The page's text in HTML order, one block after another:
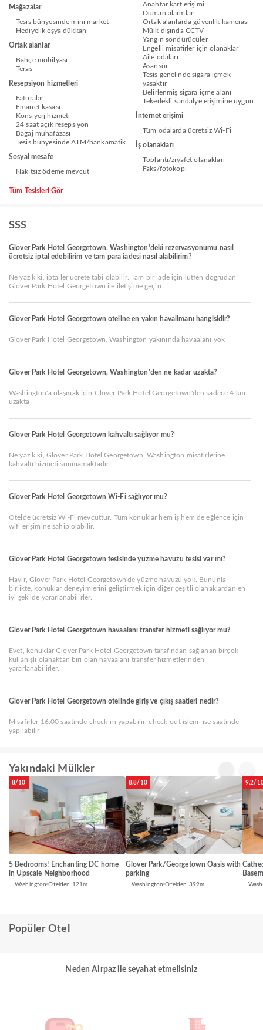
Mağazalar
Tesis bünyesinde mini market
Hediyelik eşya dükkanı
Ortak alanlar
Bahçe mobilyası
Teras
Resepsiyon hizmetleri
Faturalar
Emanet kasası
Konsiyerj hizmeti
24 saat açık resepsiyon
Bagaj muhafazası
Tesis bünyesinde ATM/bankamatik
Sosyal mesafe
Nakitsiz ödeme mevcut
Anahtar kart erişimi
Duman alarmları
Ortak alanlarda güvenlik kamerası
Mülk dışında CCTV
Yangın söndürücüler
Engelli misafirler için olanaklar
Aile odaları
Asansör
Tesis genelinde sigara içmek
yasaktır
Belirlenmiş sigara içme alanı
Tekerlekli sandalye erişimine uygun
İnternet erişimi
Tüm odalarda ücretsiz Wi-Fi
İş olanakları
Toplantı/ziyafet olanakları
Faks/fotokopi
Tüm Tesisleri Gör
SSS
Glover Park Hotel Georgetown, Washington'deki rezervasyonumu nasıl
ücretsiz iptal edebilirim ve tam para iadesi nasıl alabilirim?
Ne yazık ki, iptaller ücrete tabi olabilir. Tam bir iade için lütfen doğrudan
Glover Park Hotel Georgetown ile iletişime geçin.
Glover Park Hotel Georgetown oteline en yakın havalimanı hangisidir?
Glover Park Hotel Georgetown, Washington yakınında havaalanı yok
Glover Park Hotel Georgetown, Washington'den ne kadar uzakta?
Washington'a ulaşmak için Glover Park Hotel Georgetown'den sadece 4 km
uzakta
Glover Park Hotel Georgetown kahvaltı sağlıyor mu?
Ne yazık ki, Glover Park Hotel Georgetown, Washington misafirlerine
kahvaltı hizmeti sunmamaktadır.
Glover Park Hotel Georgetown Wi-Fi sağlıyor mu?
Otelde ücretsiz Wi-Fi mevcuttur. Tüm konuklar hem iş hem de eğlence için
wifi erişimine sahip olabilir.
Glover Park Hotel Georgetown tesisinde yüzme havuzu tesisi var mı?
Hayır, Glover Park Hotel Georgetown'de yüzme havuzu yok. Bununla
birlikte, konuklar deneyimlerini geliştirmek için diğer çeşitli olanaklardan en
iyi şekilde yararlanabilirler.
Glover Park Hotel Georgetown havaalanı transfer hizmeti sağlıyor mu?
Evet, konuklar Glover Park Hotel Georgetown tarafından sağlanan birçok
kullanışlı olanaktan biri olan havaalanı transfer hizmetlerinden
yararlanabilirler.
Glover Park Hotel Georgetown otelinde giriş ve çıkış saatleri nedir?
Misafirler 16:00 saatinde check-in yapabilir, check-out işlemi ise saatinde
yapılabilir
Yakındaki Mülkler
8/10
5 Bedrooms! Enchanting DC home
in Upscale Neighborhood
Washington Otelden 121m
8.8/10
Glover Park/Georgetown Oasis with
parking
Washington Otelden 399m
9.2/
Popüler Otel
Neden Airpaz ile seyahat etmelisiniz